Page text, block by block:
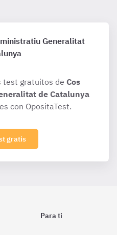
Generalitat
test gratuitos de Cos
de Catalunya
con OpositaTest.
gratis
Para ti